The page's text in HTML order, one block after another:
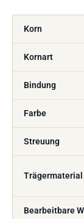
Korn
Kornart
Bindung
Farbe
Streuung
Trägermaterial
Bearbeitbare